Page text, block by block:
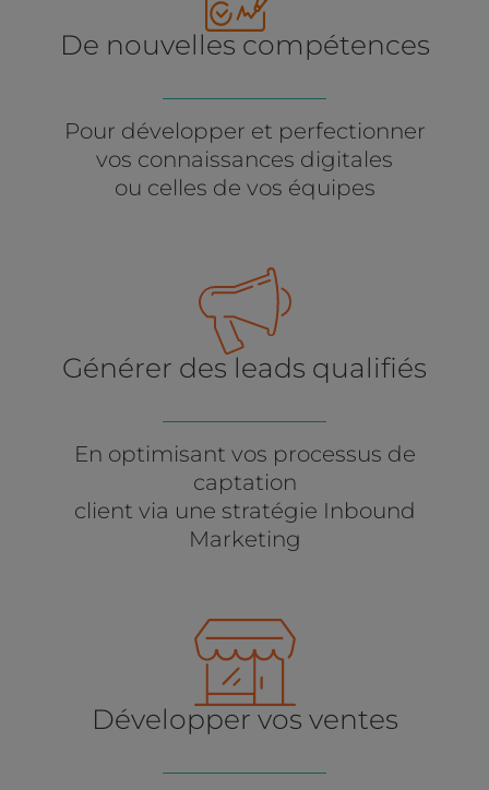
De nouvelles compétences
Pour développer et perfectionner
vos connaissances digitales
ou celles de vos équipes
Générer des leads qualifiés
En optimisant vos processus de
captation
client via une stratégie Inbound
Marketing
Développer vos ventes